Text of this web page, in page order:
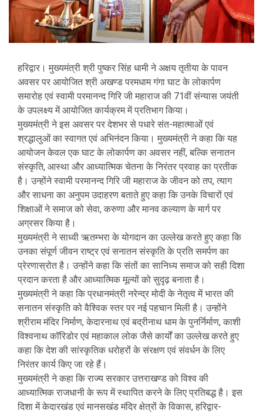
हरिद्वार। मुख्यमंत्री श्री पुष्कर सिंह धामी ने अक्षय तृतीया के पावन
अवसर पर आयोजित श्री अखण्ड परमधाम गंगा घाट के लोकार्पण
समारोह एवं स्वामी परमानन्द गिरि जी महाराज की 71वीं संन्यास जयंती
के उपलक्ष्य में आयोजित कार्यक्रम में प्रतिभाग किया।
मुख्यमंत्री ने इस अवसर पर देशभर से पधारे संत-महात्माओं एवं
श्रद्धालुओं का स्वागत एवं अभिनंदन किया। मुख्यमंत्री ने कहा कि यह
आयोजन केवल एक घाट के लोकार्पण का अवसर नहीं, बल्कि सनातन
संस्कृति, आस्था और आध्यात्मिक चेतना के निरंतर प्रवाह का प्रतीक
है। उन्होंने स्वामी परमानन्द गिरि जी महाराज के जीवन को तप, त्याग
और साधना का अनुपम उदाहरण बताते हुए कहा कि उनके विचारों एवं
शिक्षाओं ने समाज को सेवा, करुणा और मानव कल्याण के मार्ग पर
अग्रसर किया है।
मुख्यमंत्री ने साध्वी ऋतम्भरा के योगदान का उल्लेख करते हुए कहा कि
उनका संपूर्ण जीवन राष्ट्र एवं सनातन संस्कृति के प्रति समर्पण का
प्रेरणास्रोत है। उन्होंने कहा कि संतों का सानिध्य समाज को सही दिशा
प्रदान करता है और आध्यात्मिक मूल्यों को सुदृढ़ बनाता है।
मुख्यमंत्री ने कहा कि प्रधानमंत्री नरेन्द्र मोदी के नेतृत्व में भारत की
सनातन संस्कृति को वैश्विक स्तर पर नई पहचान मिली है। उन्होंने
श्रीराम मंदिर निर्माण, केदारनाथ एवं बद्रीनाथ धाम के पुनर्निर्माण, काशी
विश्वनाथ कॉरिडोर एवं महाकाल लोक जैसे कार्यों का उल्लेख करते हुए
कहा कि देश की सांस्कृतिक धरोहरों के संरक्षण एवं संवर्धन के लिए
निरंतर कार्य किए जा रहे हैं।
मुख्यमंत्री ने कहा कि राज्य सरकार उत्तराखण्ड को विश्व की
आध्यात्मिक राजधानी के रूप में स्थापित करने के लिए प्रतिबद्ध है। इस
दिशा में केदारखंड एवं मानसखंड मंदिर क्षेत्रों के विकास, हरिद्वार-